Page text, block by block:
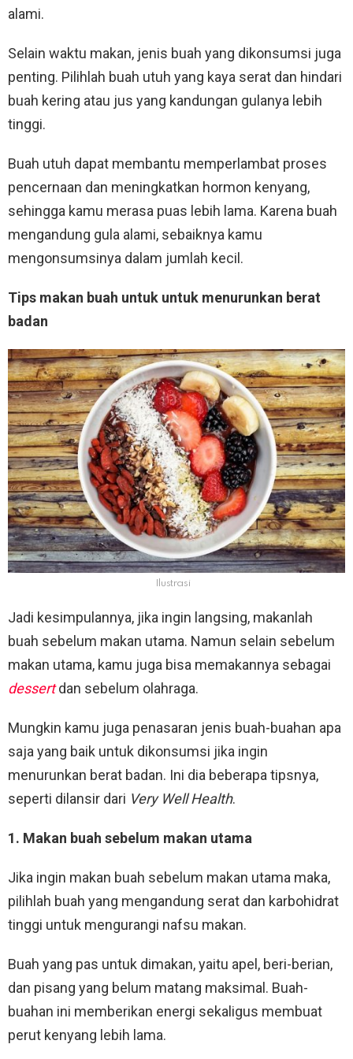
alami.
Selain waktu makan, jenis buah yang dikonsumsi juga
penting. Pilihlah buah utuh yang kaya serat dan hindari
buah kering atau jus yang kandungan gulanya lebih
tinggi.
Buah utuh dapat membantu memperlambat proses
pencernaan dan meningkatkan hormon kenyang,
sehingga kamu merasa puas lebih lama. Karena buah
mengandung gula alami, sebaiknya kamu
mengonsumsinya dalam jumlah kecil.
Tips makan buah untuk untuk menurunkan berat
badan
Ilustrasi
Jadi kesimpulannya, jika ingin langsing, makanlah
buah sebelum makan utama. Namun selain sebelum
makan utama, kamu juga bisa memakannya sebagai
dessert dan sebelum olahraga.
Mungkin kamu juga penasaran jenis buah-buahan apa
saja yang baik untuk dikonsumsi jika ingin
menurunkan berat badan. Ini dia beberapa tipsnya,
seperti dilansir dari Very Well Health.
1. Makan buah sebelum makan utama
Jika ingin makan buah sebelum makan utama maka,
pilihlah buah yang mengandung serat dan karbohidrat
tinggi untuk mengurangi nafsu makan.
Buah yang pas untuk dimakan, yaitu apel, beri-berian,
dan pisang yang belum matang maksimal. Buah-
buahan ini memberikan energi sekaligus membuat
perut kenyang lebih lama.